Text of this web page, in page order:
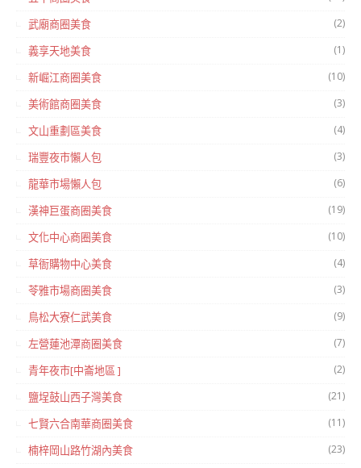
武廟商圈美食 (2)
義享天地美食 (1)
新崛江商圈美食 (10)
美術館商圈美食 (3)
文山重劃區美食 (4)
瑞豐夜市懶人包 (3)
龍華市場懶人包 (6)
漢神巨蛋商圈美食 (19)
文化中心商圈美食 (10)
草衙購物中心美食 (4)
苓雅市場商圈美食 (3)
鳥松大寮仁武美食 (9)
左營蓮池潭商圈美食 (7)
青年夜市[中崙地區 ] (2)
鹽埕鼓山西子灣美食 (21)
七賢六合南華商圈美食 (11)
楠梓岡山路竹湖內美食 (23)